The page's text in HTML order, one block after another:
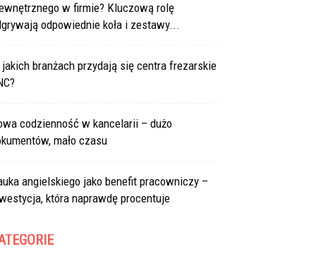
w firmie? Kluczową rolę
odpowiednie koła i zestawy...
jakich branżach przydają się centra frezarskie
codzienność w kancelarii – dużo
mało czasu
angielskiego jako benefit pracowniczy –
która naprawdę procentuje